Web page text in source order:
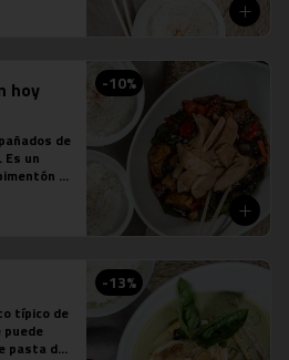
-10%
hoy
de
un
ostra,
-13%
típico de
pasta de